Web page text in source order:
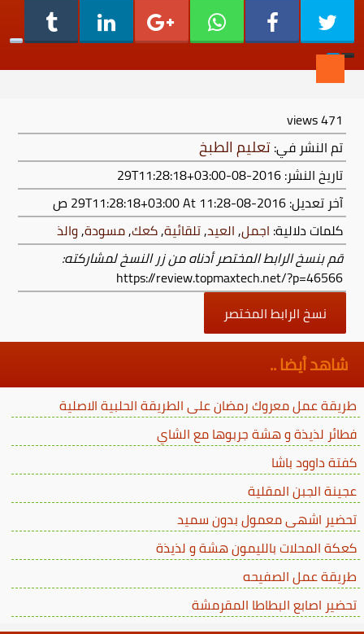
471
views
تم النشر في:تعليم الطبخ
تاريخ النشر: 2016-08-29T11:28:18+03:00
آخر تعديل:2016-08-29T11:28:18+03:00
At 11:28 ص
كلمات دلالية: اجمل,العيد,تلقائية,كعك,مسودة,والذ
قم بنسخ الرابط المختصر أدناه من زر النسخ لمشاركته:
https://review.topmaxtech.net/?p=46566
نسخ الرابط المختصر
شاهد أيضا ..
طريقة عمل معروك رمضان على الطريقة الحلبية الاصلية
فطائر لذيذة و هشة جربوها مع الشاي
كفتة داوود باشا
عجينة الجبن المقلية
تحضير اشهى معمول بدون سميد
كعكة المحلات بالليمون هشة و لذيذة
طريقة عمل الصفيحه
تحضير اصابع البطاطا المقرمشة